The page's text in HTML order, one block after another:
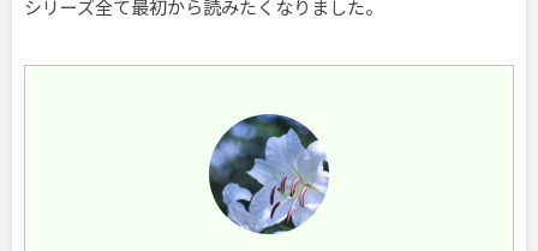
シリーズ全て最初から読みたくなりました。